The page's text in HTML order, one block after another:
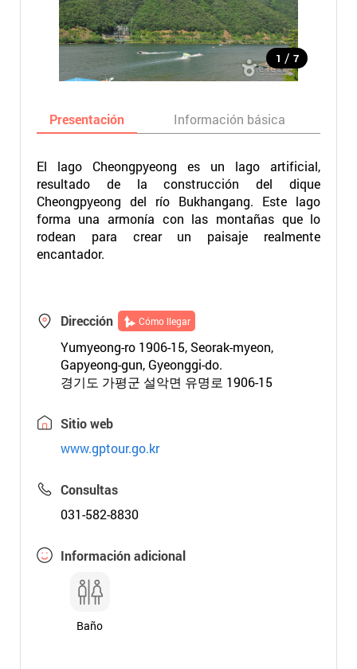
1 / 7
Presentación Información básica
El lago Cheongpyeong es un lago artificial,
resultado de la construcción del dique
Cheongpyeong del río Bukhangang. Este lago
forma una armonía con las montañas que lo
rodean para crear un paisaje realmente
encantador.
Dirección Cómo llegar
Yumyeong-ro 1906-15, Seorak-myeon,
Gapyeong-gun, Gyeonggi-do.
경기도 가평군 설악면 유명로 1906-15
Sitio web
www.gptour.go.kr
Consultas
031-582-8830
Información adicional
Baño